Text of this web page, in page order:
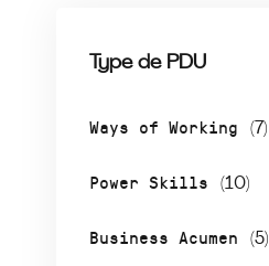
Type de PDU
Ways of Working (7)
Power Skills (10)
Business Acumen (5)